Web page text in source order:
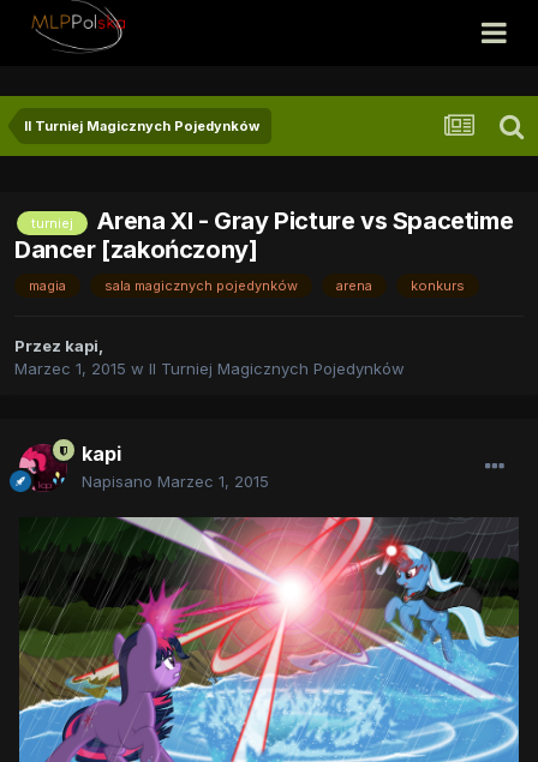
II Turniej Magicznych Pojedynków
turniej
Arena XI - Gray Picture vs Spacetime
Dancer [zakończony]
magia sala magicznych pojedynków arena konkurs
Przez kapi,
Marzec 1, 2015 w II Turniej Magicznych Pojedynków
kapi
Napisano Marzec 1, 2015